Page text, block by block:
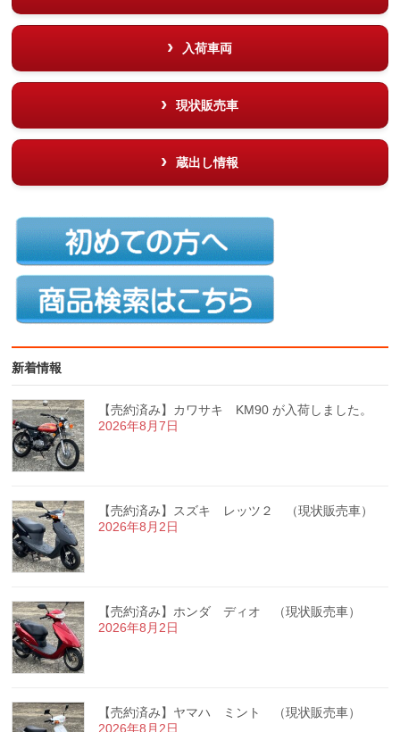
入荷車両
現状販売車
蔵出し情報
新着情報
【売約済み】カワサキ KM90 が入荷しました。
2026年8月7日
【売約済み】スズキ レッツ２ （現状販売車）
2026年8月2日
【売約済み】ホンダ ディオ （現状販売車）
2026年8月2日
【売約済み】ヤマハ ミント （現状販売車）
2026年8月2日